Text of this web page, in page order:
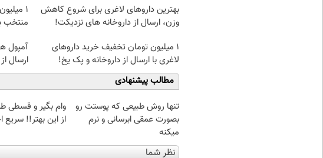
بهترین داروهای لاغری برای شروع کاهش
وزن، ارسال از داروخانه های نزدیکت!
۱
منتخب
1 میلیون تومان تخفیف خرید داروهای
لاغری با ارسال از داروخانه و پک یخ!
آمپول
ارسال
مطالب پیشنهادی
تنها روش طبیعی که پوستت رو
بصورت عمقی ابرسانی و نرم
میکنه
وام بگیر و قسطی
از این بهتر!! سریع
نظر شما